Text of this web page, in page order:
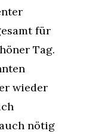
für
Tag.
wieder
nötig